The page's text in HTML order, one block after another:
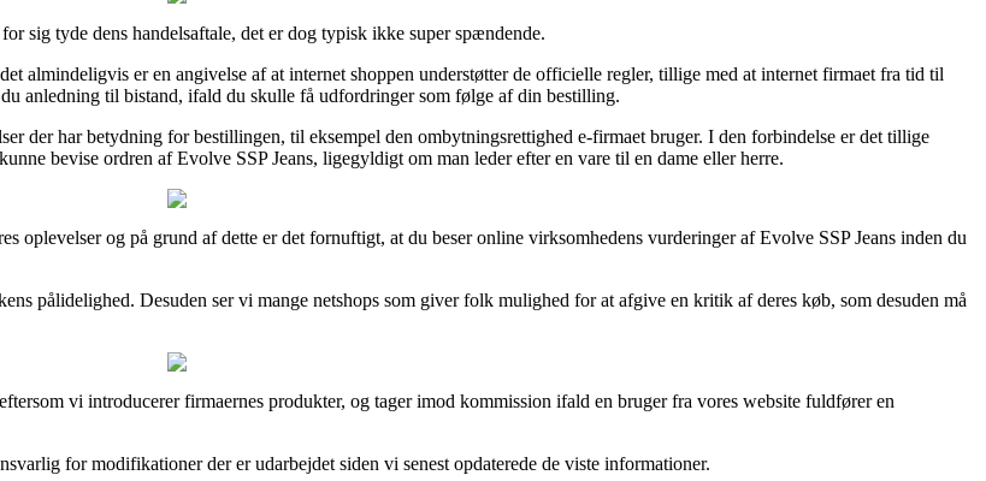
sig tyde dens handelsaftale, det er dog typisk ikke super spændende.
almindeligvis er en angivelse af at internet shoppen understøtter de officielle regler, tillige med at internet firmaet fra tid til
anledning til bistand, ifald du skulle få udfordringer som følge af din bestilling.
der har betydning for bestillingen, til eksempel den ombytningsrettighed e-firmaet bruger. I den forbindelse er det tillige
bevise ordren af Evolve SSP Jeans, ligegyldigt om man leder efter en vare til en dame eller herre.
oplevelser og på grund af dette er det fornuftigt, at du beser online virksomhedens vurderinger af Evolve SSP Jeans inden du
pålidelighed. Desuden ser vi mange netshops som giver folk mulighed for at afgive en kritik af deres køb, som desuden må
vi introducerer firmaernes produkter, og tager imod kommission ifald en bruger fra vores website fuldfører en
for modifikationer der er udarbejdet siden vi senest opdaterede de viste informationer.